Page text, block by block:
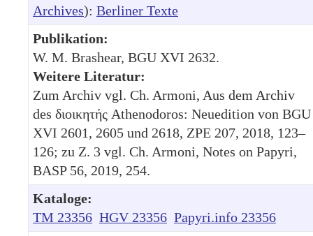
Archives): Berliner Texte
Publikation:
W. M. Brashear, BGU XVI 2632.
Weitere Literatur:
Zum Archiv vgl. Ch. Armoni, Aus dem Archiv
des διοικητής Athenodoros: Neuedition von BGU
XVI 2601, 2605 und 2618, ZPE 207, 2018, 123–
126; zu Z. 3 vgl. Ch. Armoni, Notes on Papyri,
BASP 56, 2019, 254.
Kataloge:
TM 23356 HGV 23356 Papyri.info 23356